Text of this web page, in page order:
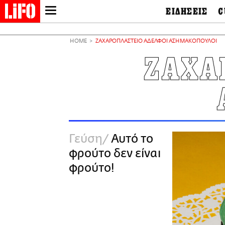
NEWSLETTER
ΜΙΚΡΟΠΡΑΓΜΑΤΑ
THE GOOD LIFO
LIFOLAND
PRINT
ΕΙΔΗΣΕΙΣ
Διεθνή
Οικονομία
Πολιτισμός
Tech &
&
HOME ΖΑΧΑΡΟΠΛΑΣΤΕΙΟ ΑΔΕΛΦΟΙ ΑΣΗΜΑΚΟΠΟΥΛΟΙ
Γεύση
Αυτό το
φρούτο δεν είναι
φρούτο!